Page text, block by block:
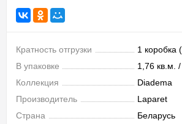
Кратность отгрузки
1 коробка
В упаковке
1,76 кв.м.
Коллекция
Diadema
Производитель
Laparet
Страна
Беларусь